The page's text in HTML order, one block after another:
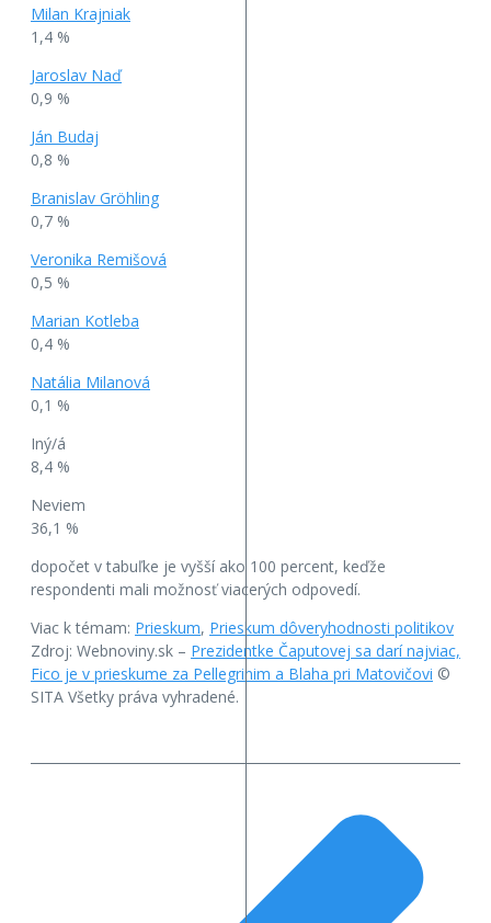
Milan Krajniak
1,4 %
Jaroslav Naď
0,9 %
Ján Budaj
0,8 %
Branislav Gröhling
0,7 %
Veronika Remišová
0,5 %
Marian Kotleba
0,4 %
Natália Milanová
0,1 %
Iný/á
8,4 %
Neviem
36,1 %
dopočet v tabuľke je vyšší ako 100 percent, keďže
respondenti mali možnosť viacerých odpovedí.
Viac k témam: Prieskum, Prieskum dôveryhodnosti politikov
Zdroj: Webnoviny.sk – Prezidentke Čaputovej sa darí najviac,
Fico je v prieskume za Pellegrinim a Blaha pri Matovičovi ©
SITA Všetky práva vyhradené.